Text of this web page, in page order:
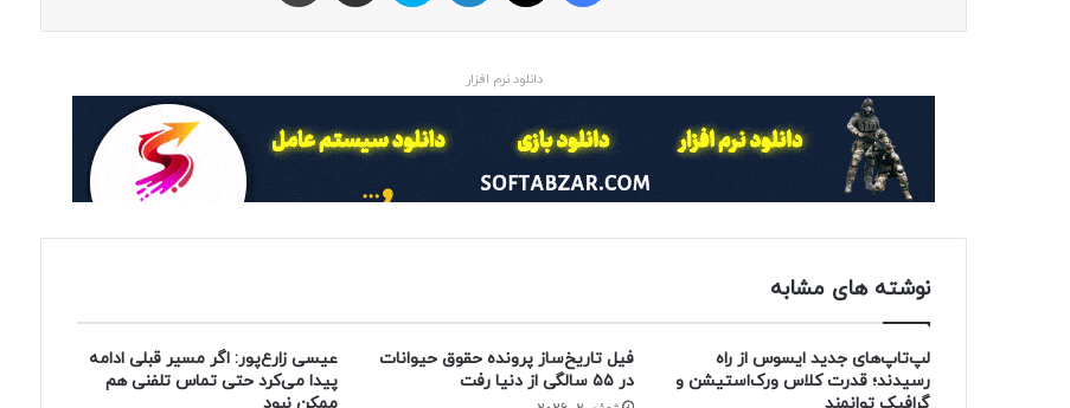
دانلود نرم افزار
نوشته های مشابه
لپ‌تاپ‌های جدید ایسوس از راه
رسیدند؛ قدرت کلاس ورک‌استیشن و
فیل تاریخ‌ساز پرونده حقوق حیوانات
در ۵۵ سالگی از دنیا رفت
عیسی زارع‌پور: اگر مسیر قبلی ادامه
پیدا می‌کرد حتی تماس تلفنی هم